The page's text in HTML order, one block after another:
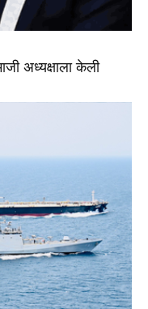
अध्यक्षाला केली